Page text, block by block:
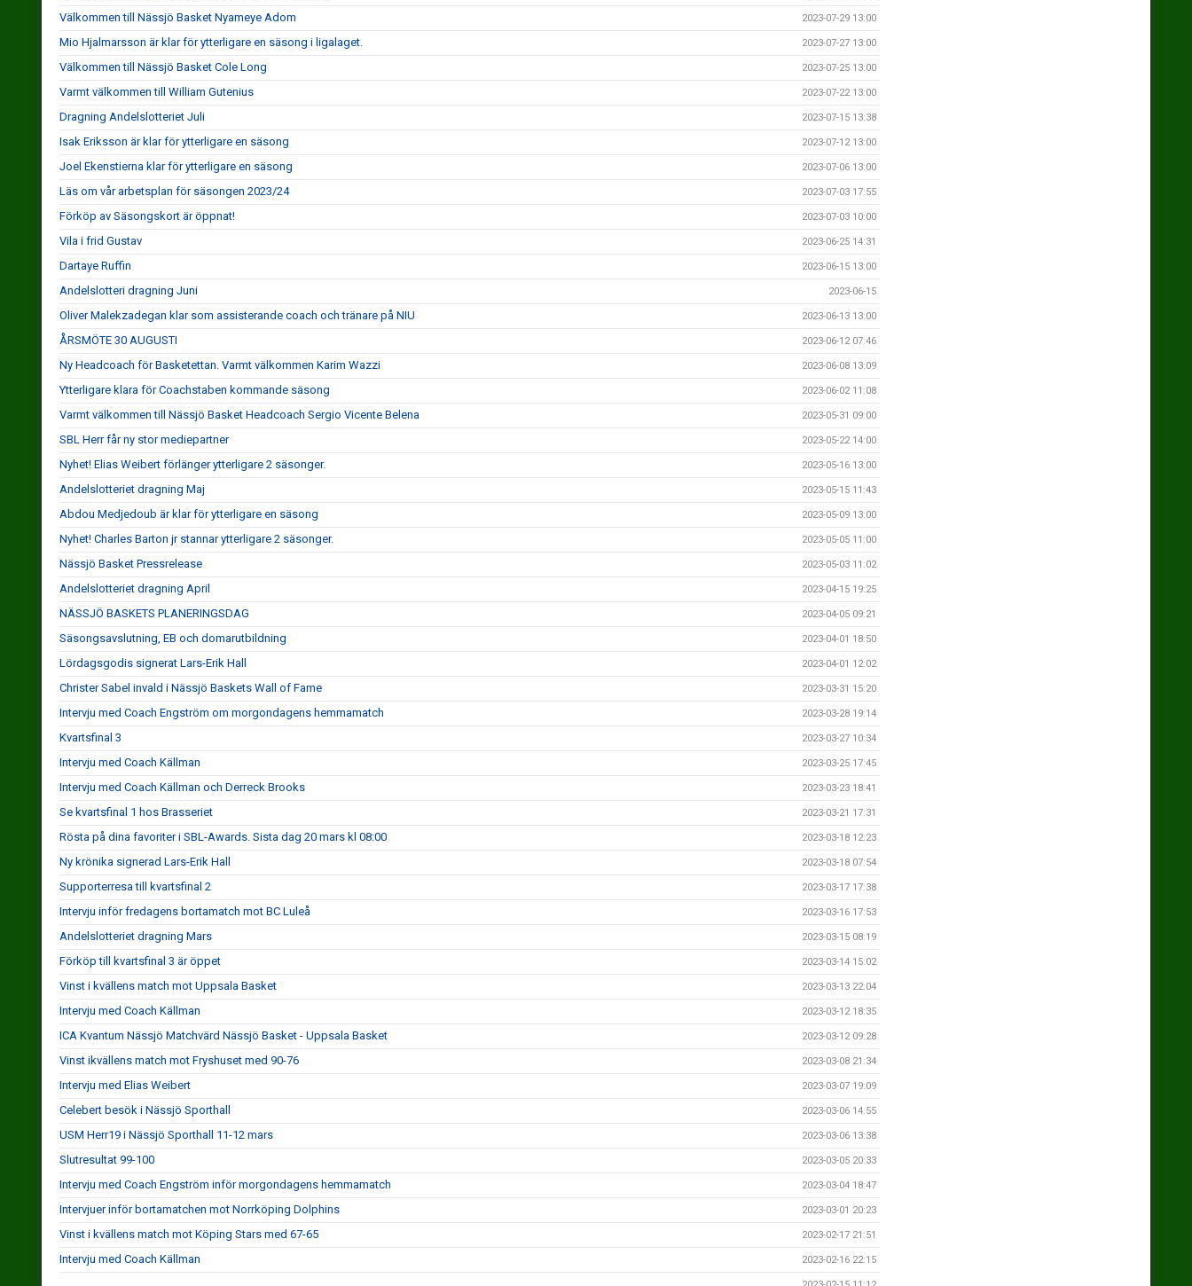
Välkommen till Nässjö Basket Nyameye Adom 2023-07-29 13:00
Mio Hjalmarsson är klar för ytterligare en säsong i ligalaget. 2023-07-27 13:00
Välkommen till Nässjö Basket Cole Long 2023-07-25 13:00
Varmt välkommen till William Gutenius 2023-07-22 13:00
Dragning Andelslotteriet Juli 2023-07-15 13:38
Isak Eriksson är klar för ytterligare en säsong 2023-07-12 13:00
Joel Ekenstierna klar för ytterligare en säsong 2023-07-06 13:00
Läs om vår arbetsplan för säsongen 2023/24 2023-07-03 17:55
Förköp av Säsongskort är öppnat! 2023-07-03 10:00
Vila i frid Gustav 2023-06-25 14:31
Dartaye Ruffin 2023-06-15 13:00
Andelslotteri dragning Juni 2023-06-15
Oliver Malekzadegan klar som assisterande coach och tränare på NIU 2023-06-13 13:00
ÅRSMÖTE 30 AUGUSTI 2023-06-12 07:46
Ny Headcoach för Basketettan. Varmt välkommen Karim Wazzi 2023-06-08 13:09
Ytterligare klara för Coachstaben kommande säsong 2023-06-02 11:08
Varmt välkommen till Nässjö Basket Headcoach Sergio Vicente Belena 2023-05-31 09:00
SBL Herr får ny stor mediepartner 2023-05-22 14:00
Nyhet! Elias Weibert förlänger ytterligare 2 säsonger. 2023-05-16 13:00
Andelslotteriet dragning Maj 2023-05-15 11:43
Abdou Medjedoub är klar för ytterligare en säsong 2023-05-09 13:00
Nyhet! Charles Barton jr stannar ytterligare 2 säsonger. 2023-05-05 11:00
Nässjö Basket Pressrelease 2023-05-03 11:02
Andelslotteriet dragning April 2023-04-15 19:25
NÄSSJÖ BASKETS PLANERINGSDAG 2023-04-05 09:21
Säsongsavslutning, EB och domarutbildning 2023-04-01 18:50
Lördagsgodis signerat Lars-Erik Hall 2023-04-01 12:02
Christer Sabel invald i Nässjö Baskets Wall of Fame 2023-03-31 15:20
Intervju med Coach Engström om morgondagens hemmamatch 2023-03-28 19:14
Kvartsfinal 3 2023-03-27 10:34
Intervju med Coach Källman 2023-03-25 17:45
Intervju med Coach Källman och Derreck Brooks 2023-03-23 18:41
Se kvartsfinal 1 hos Brasseriet 2023-03-21 17:31
Rösta på dina favoriter i SBL-Awards. Sista dag 20 mars kl 08:00 2023-03-18 12:23
Ny krönika signerad Lars-Erik Hall 2023-03-18 07:54
Supporterresa till kvartsfinal 2 2023-03-17 17:38
Intervju inför fredagens bortamatch mot BC Luleå 2023-03-16 17:53
Andelslotteriet dragning Mars 2023-03-15 08:19
Förköp till kvartsfinal 3 är öppet 2023-03-14 15:02
Vinst i kvällens match mot Uppsala Basket 2023-03-13 22:04
Intervju med Coach Källman 2023-03-12 18:35
ICA Kvantum Nässjö Matchvärd Nässjö Basket - Uppsala Basket 2023-03-12 09:28
Vinst ikvällens match mot Fryshuset med 90-76 2023-03-08 21:34
Intervju med Elias Weibert 2023-03-07 19:09
Celebert besök i Nässjö Sporthall 2023-03-06 14:55
USM Herr19 i Nässjö Sporthall 11-12 mars 2023-03-06 13:38
Slutresultat 99-100 2023-03-05 20:33
Intervju med Coach Engström inför morgondagens hemmamatch 2023-03-04 18:47
Intervjuer inför bortamatchen mot Norrköping Dolphins 2023-03-01 20:23
Vinst i kvällens match mot Köping Stars med 67-65 2023-02-17 21:51
Intervju med Coach Källman 2023-02-16 22:15